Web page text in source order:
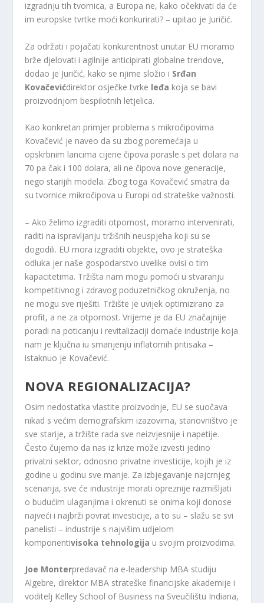
izgradnju tih tvornica, a Europa ne, kako očekivati ​​da će
im europske tvrtke moći konkurirati? – upitao je Juričić.
Za održati i pojačati konkurentnost unutar EU moramo
brže djelovati i agilnije anticipirati globalne trendove,
dodao je Juričić, kako se njime složio i Srđan
Kovačevićdirektor osječke tvrke leđa koja se bavi
proizvodnjom bespilotnih letjelica.
Kao konkretan primjer problema s mikročipovima
Kovačević je naveo da su zbog poremećaja u
opskrbnim lancima cijene čipova porasle s pet dolara na
70 pa čak i 100 dolara, ali ne čipova nove generacije,
nego starijih modela. Zbog toga Kovačević smatra da
su tvornice mikročipova u Europi od strateške važnosti.
– Ako želimo izgraditi otpornost, moramo intervenirati,
raditi na ispravljanju tržišnih neuspjeha koji su se
dogodili. EU mora izgraditi objekte, ovo je strateška
odluka jer naše gospodarstvo uvelike ovisi o tim
kapacitetima. Tržišta nam mogu pomoći u stvaranju
kompetitivnog i zdravog poduzetničkog okruženja, no
ne mogu sve riješiti. Tržište je uvijek optimizirano za
profit, a ne za otpornost. Vrijeme je da EU značajnije
poradi na poticanju i revitalizaciji domaće industrije koja
nam je ključna iu smanjenju inflatornih pritisaka –
istaknuo je Kovačević.
NOVA REGIONALIZACIJA?
Osim nedostatka vlastite proizvodnje, EU se suočava
nikad s većim demografskim izazovima, stanovništvo je
sve starije, a tržište rada sve neizvjesnije i napetije.
Često čujemo da nas iz krize može izvesti jedino
privatni sektor, odnosno privatne investicije, kojih je iz
godine u godinu sve manje. Za izbjegavanje najcrnjeg
scenarija, sve će industrije morati opreznije razmišljati
o budućim ulaganjima i okrenuti se onima koji donose
najveći i najbrži povrat investicije, a to su – slažu se svi
panelisti – industrije s najvišim udjelom
komponentivisoka tehnologija u svojim proizvodima.
Joe Monterpredavač na e-leadership MBA studiju
Algebre, direktor MBA strateške financijske akademije i
voditelj Kelley School of Business na Sveučilištu Indiana,